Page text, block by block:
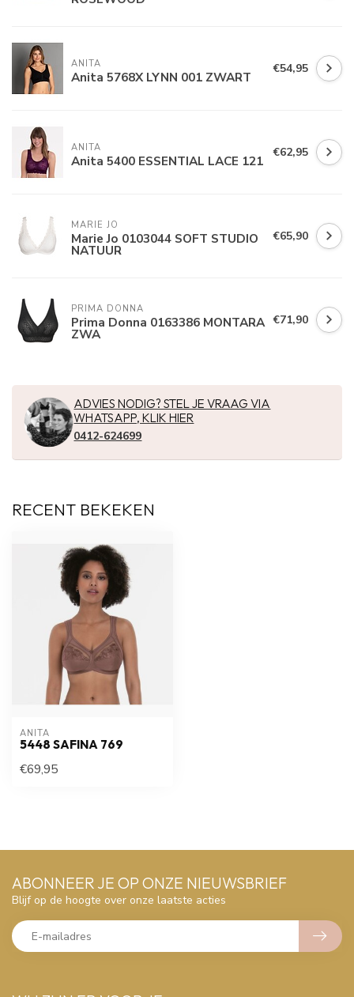
ANITA
Anita 5768X LYNN 001 ZWART €54,95
ANITA
Anita 5400 ESSENTIAL LACE 121 €62,95
MARIE JO
Marie Jo 0103044 SOFT STUDIO
NATUUR
€65,90
PRIMA DONNA
Prima Donna 0163386 MONTARA
ZWA
€71,90
ADVIES NODIG? STEL JE VRAAG VIA
WHATSAPP, KLIK HIER
0412-624699
RECENT BEKEKEN
ANITA
5448 SAFINA 769
€69,95
ABONNEER JE OP ONZE NIEUWSBRIEF
Blijf op de hoogte over onze laatste acties